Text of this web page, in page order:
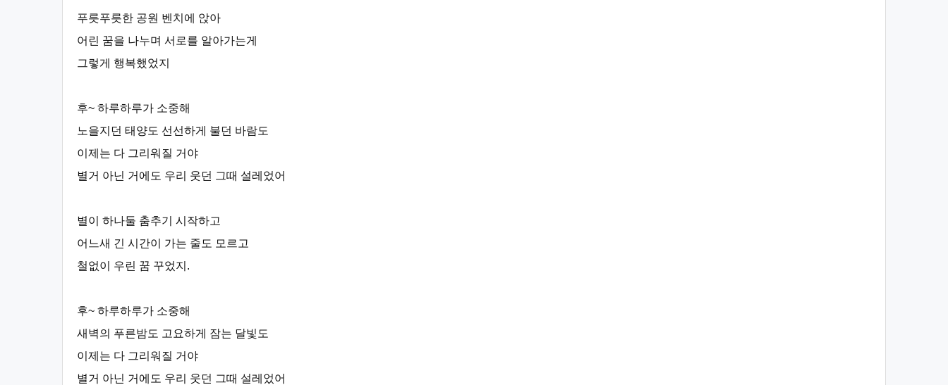
푸릇푸릇한 공원 벤치에 앉아
어린 꿈을 나누며 서로를 알아가는게
그렇게 행복했었지
후~ 하루하루가 소중해
노을지던 태양도 선선하게 불던 바람도
이제는 다 그리워질 거야
별거 아닌 거에도 우리 웃던 그때 설레었어
별이 하나둘 춤추기 시작하고
어느새 긴 시간이 가는 줄도 모르고
철없이 우린 꿈 꾸었지.
후~ 하루하루가 소중해
새벽의 푸른밤도 고요하게 잠는 달빛도
이제는 다 그리워질 거야
별거 아닌 거에도 우리 웃던 그때 설레었어